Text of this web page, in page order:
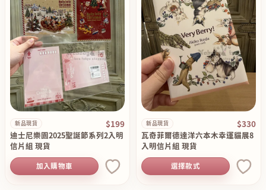
新品現貨 $199
迪士尼樂園2025聖誕節系列2入明
信片組 現貨
加入購物車
新品現貨 $330
瓦奇菲爾德達洋六本木幸運貓展8
入明信片組 現貨
選擇款式